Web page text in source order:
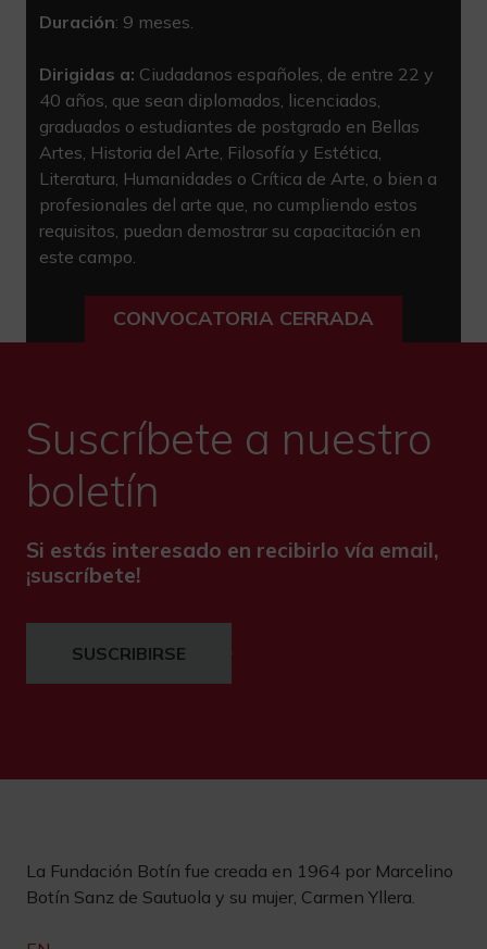
Duración: 9 meses.
Dirigidas a: Ciudadanos españoles, de entre 22 y
40 años, que sean diplomados, licenciados,
graduados o estudiantes de postgrado en Bellas
Artes, Historia del Arte, Filosofía y Estética,
Literatura, Humanidades o Crítica de Arte, o bien a
profesionales del arte que, no cumpliendo estos
requisitos, puedan demostrar su capacitación en
este campo.
CONVOCATORIA CERRADA
Suscríbete a nuestro
boletín
Si estás interesado en recibirlo vía email,
¡suscríbete!
SUSCRIBIRSE
La Fundación Botín fue creada en 1964 por Marcelino
Botín Sanz de Sautuola y su mujer, Carmen Yllera.